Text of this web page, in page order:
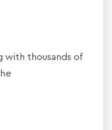
with thousands of